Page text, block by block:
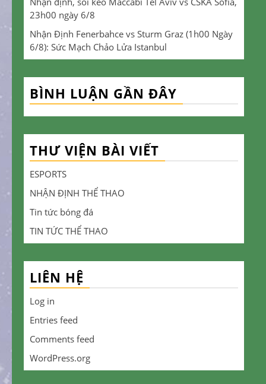
23h00 ngày 6/8
Nhận Định Fenerbahce vs Sturm Graz (1h00 Ngày
6/8): Sức Mạch Chảo Lửa Istanbul
BÌNH LUẬN GẦN ĐÂY
THƯ VIỆN BÀI VIẾT
ESPORTS
NHẬN ĐỊNH THỂ THAO
Tin tức bóng đá
TIN TỨC THỂ THAO
LIÊN HỆ
Log in
Entries feed
Comments feed
WordPress.org